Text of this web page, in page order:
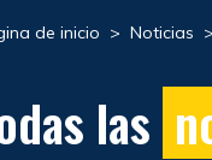
de inicio > Noticias >
las